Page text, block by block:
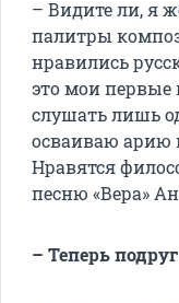
– Видите ли, я
палитры
нравились
это мои
слушать лишь
осваиваю арию
Нравятся
песню «Вера»
– Теперь